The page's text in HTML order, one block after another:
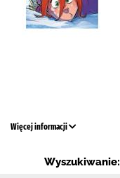
Więcej informacji
Wyszukiwanie: